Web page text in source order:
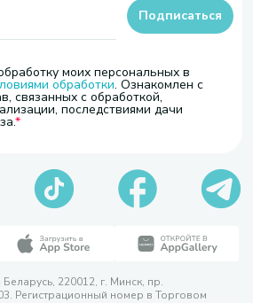
моих персональных в
обработки. Ознакомлен с
связанных с обработкой,
последствиями дачи
Подписаться
220012, г. Минск, пр.
Регистрационный номер в Торговом